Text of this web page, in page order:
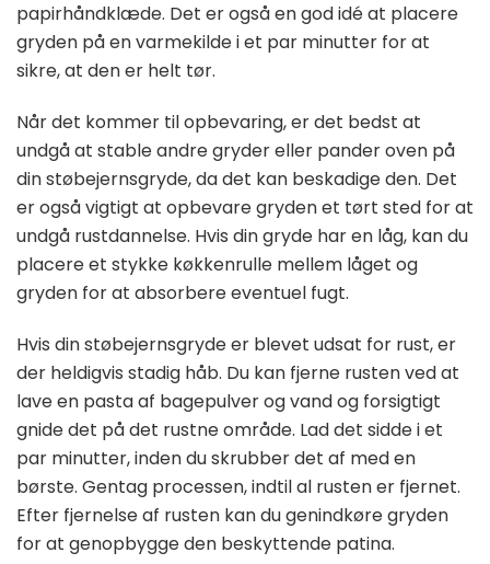
papirhåndklæde. Det er også en god idé at placere
gryden på en varmekilde i et par minutter for at
sikre, at den er helt tør.
Når det kommer til opbevaring, er det bedst at
undgå at stable andre gryder eller pander oven på
din støbejernsgryde, da det kan beskadige den. Det
er også vigtigt at opbevare gryden et tørt sted for at
undgå rustdannelse. Hvis din gryde har en låg, kan du
placere et stykke køkkenrulle mellem låget og
gryden for at absorbere eventuel fugt.
Hvis din støbejernsgryde er blevet udsat for rust, er
der heldigvis stadig håb. Du kan fjerne rusten ved at
lave en pasta af bagepulver og vand og forsigtigt
gnide det på det rustne område. Lad det sidde i et
par minutter, inden du skrubber det af med en
børste. Gentag processen, indtil al rusten er fjernet.
Efter fjernelse af rusten kan du genindkøre gryden
for at genopbygge den beskyttende patina.